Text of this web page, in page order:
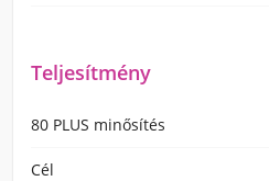
Teljesítmény
80 PLUS minősítés
Cél